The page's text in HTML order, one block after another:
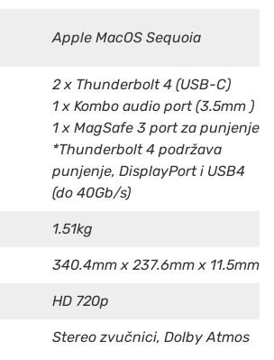
Apple MacOS Sequoia
2 x Thunderbolt 4 (USB-C)
1 x Kombo audio port (3.5mm )
1 x MagSafe 3 port za punjenje
*Thunderbolt 4 podržava
punjenje, DisplayPort i USB4
(do 40Gb/s)
1.51kg
340.4mm x 237.6mm x 11.5mm
HD 720p
Stereo zvučnici, Dolby Atmos